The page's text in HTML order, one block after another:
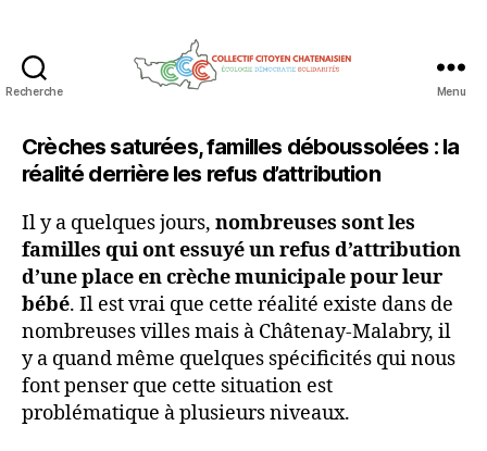
Recherche
Citoyen
Chatenaisien
Menu
Crèches saturées, familles déboussolées : la
réalité derrière les refus d’attribution
Il y a quelques jours, nombreuses sont les
familles qui ont essuyé un refus d’attribution
d’une place en crèche municipale pour leur
bébé. Il est vrai que cette réalité existe dans de
nombreuses villes mais à Châtenay-Malabry, il
y a quand même quelques spécificités qui nous
font penser que cette situation est
problématique à plusieurs niveaux.